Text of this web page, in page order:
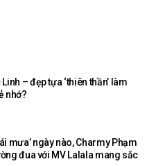
– đẹp tựa ‘thiên thần’ làm
nhớ?
mưa’ ngày nào, Charmy Phạm
đua với MV Lalala mang sắc